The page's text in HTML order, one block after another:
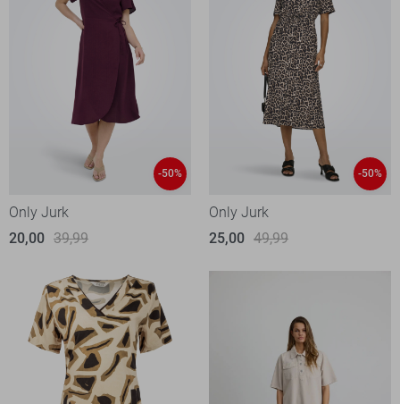
-50%
Only Jurk
20,00 39,99
-50%
Only Jurk
25,00 49,99